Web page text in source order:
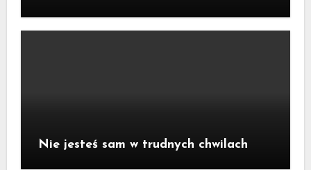
Nie jesteś sam w trudnych chwilach